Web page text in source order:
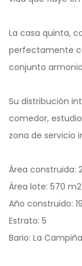
La casa quinta,
perfectamente
conjunto
Su distribución
comedor,
zona de servicio
Área construida:
Área lote: 570 m2
Año construido:
Estrato: 5
Bario: La Campiña